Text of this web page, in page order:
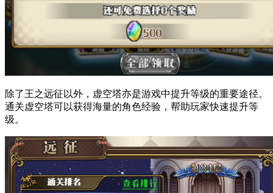
除了王之远征以外，虚空塔亦是游戏中提升等级的重要途径。
通关虚空塔可以获得海量的角色经验，帮助玩家快速提升等
级。